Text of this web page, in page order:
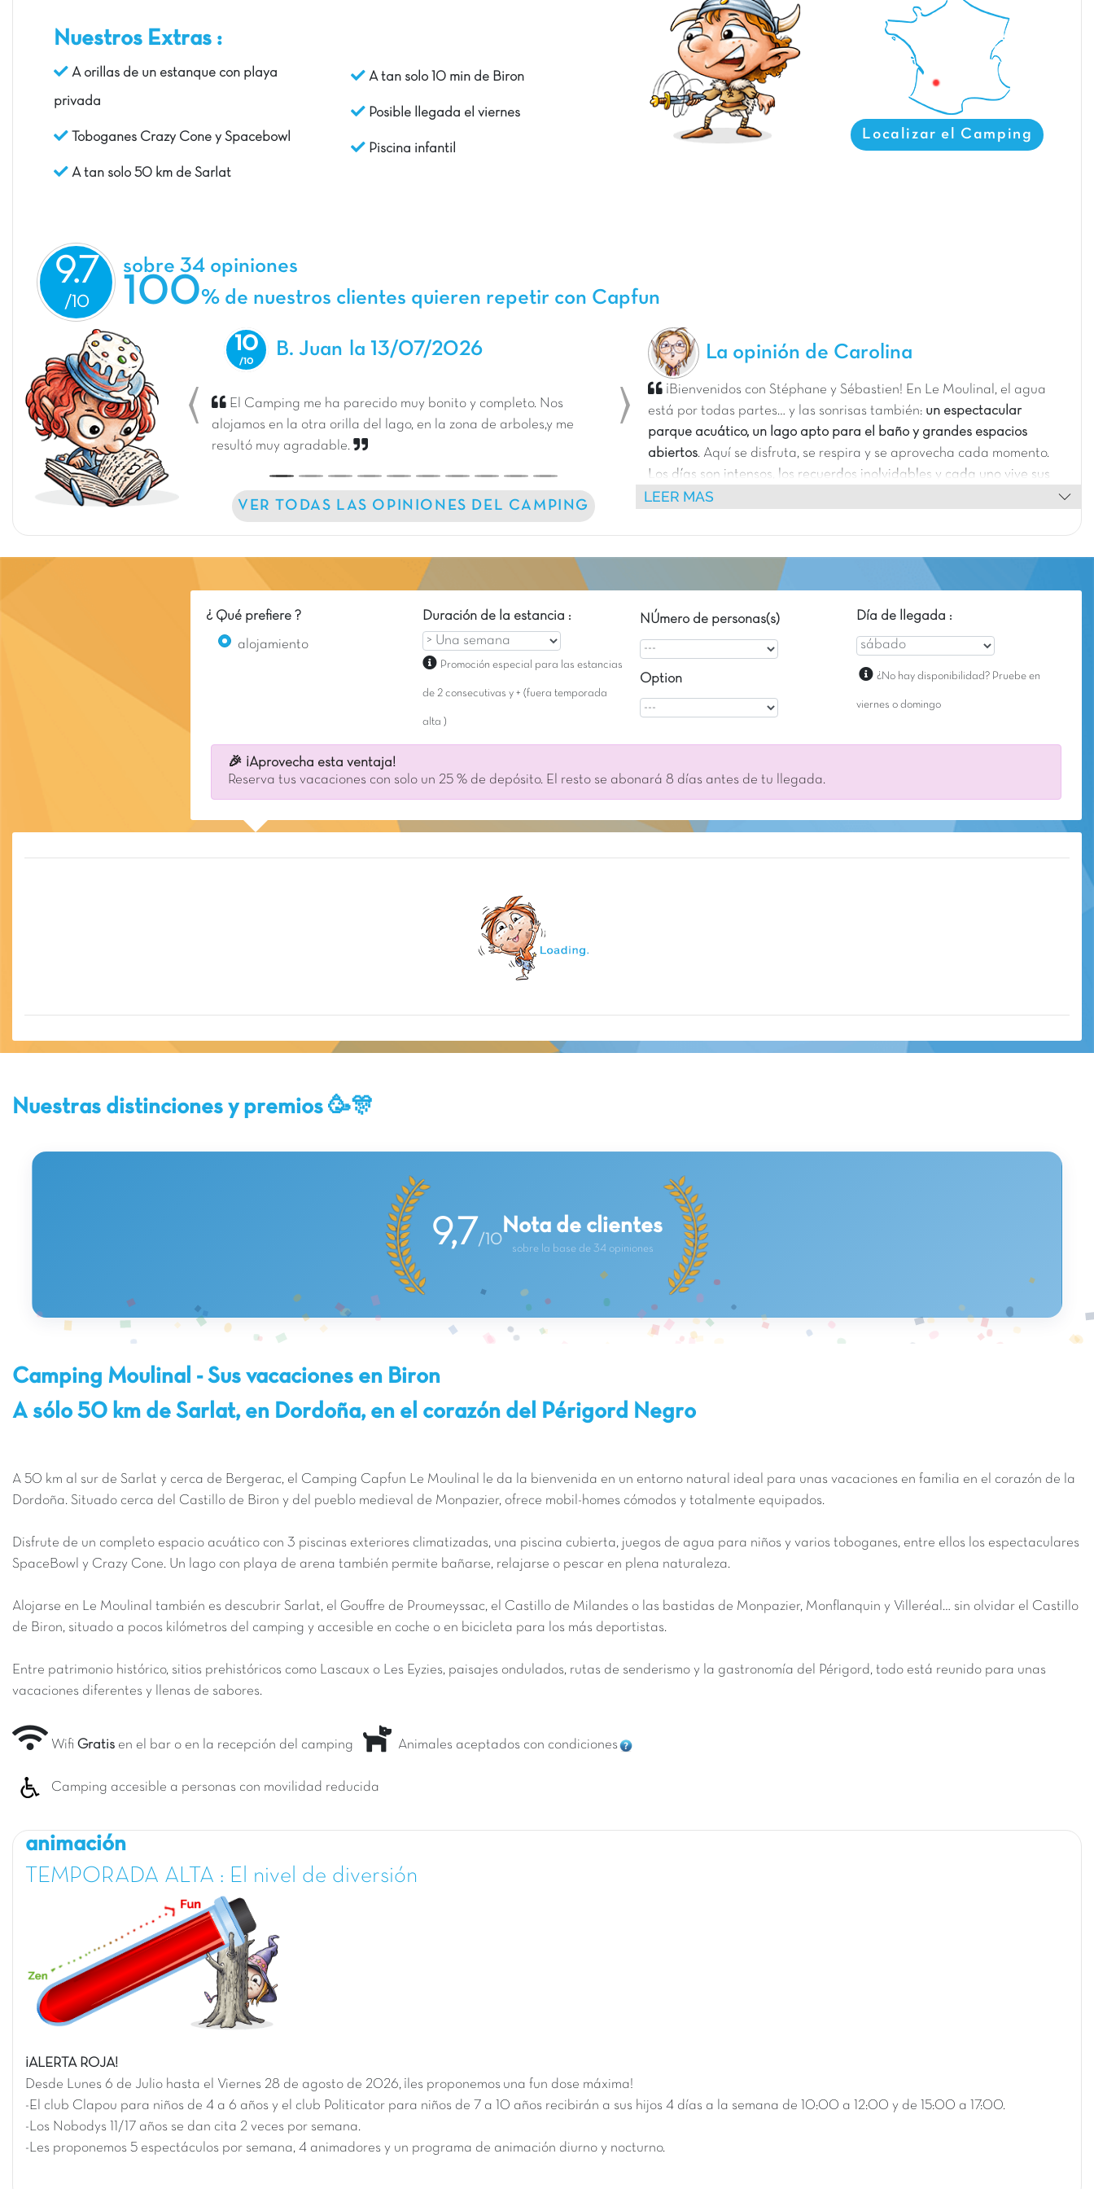
Nuestros Extras :
A orillas de un estanque con playa
privada
Toboganes Crazy Cone y Spacebowl
A tan solo 50 km de Sarlat
A tan solo 10 min de Biron
Posible llegada el viernes
Piscina infantil
Localizar el Camping
9.7 sobre 34 opiniones
100% de nuestros clientes quieren repetir con Capfun
10 B. Juan la 13/07/2026
El Camping me ha parecido muy bonito y completo. Nos
alojamos en la otra orilla del lago, en la zona de arboles,y me
resultó muy agradable.
Previous Next
VER TODAS LAS OPINIONES DEL CAMPING
La opinión de Carolina
¡Bienvenidos con Stéphane y Sébastien! En Le Moulinal, el agua
está por todas partes… y las sonrisas también: un espectacular
parque acuático, un lago apto para el baño y grandes espacios
abiertos. Aquí se disfruta, se respira y se aprovecha cada momento.
Los días son intensos, los recuerdos inolvidables y cada uno vive sus
vacaciones a su propio ritmo.
despertarse frente al agua lo cambia todo.
LEER MAS
¿ Qué prefiere ?
alojamiento
Duración de la estancia :
Promoción especial para las estancias
de 2 consecutivas y + (fuera temporada
alta )
NÚmero de personas(s)
Option
Día de llegada :
¿No hay disponibilidad? Pruebe en
viernes o domingo
🎉 ¡Aprovecha esta ventaja!
Reserva tus vacaciones con solo un 25 % de depósito. El resto se abonará 8 días antes de tu llegada.
Nuestras distinciones y premios 🥳🎊
9,7/10
Nota de clientes
sobre la base de 34 opiniones
Camping Moulinal - Sus vacaciones en Biron
A sólo 50 km de Sarlat, en Dordoña, en el corazón del Périgord Negro
A 50 km al sur de Sarlat y cerca de Bergerac, el Camping Capfun Le Moulinal le da la bienvenida en un entorno natural ideal para unas vacaciones en familia en el corazón de la
Dordoña. Situado cerca del Castillo de Biron y del pueblo medieval de Monpazier, ofrece mobil-homes cómodos y totalmente equipados.
Disfrute de un completo espacio acuático con 3 piscinas exteriores climatizadas, una piscina cubierta, juegos de agua para niños y varios toboganes, entre ellos los espectaculares
SpaceBowl y Crazy Cone. Un lago con playa de arena también permite bañarse, relajarse o pescar en plena naturaleza.
Alojarse en Le Moulinal también es descubrir Sarlat, el Gouffre de Proumeyssac, el Castillo de Milandes o las bastidas de Monpazier, Monflanquin y Villeréal… sin olvidar el Castillo
de Biron, situado a pocos kilómetros del camping y accesible en coche o en bicicleta para los más deportistas.
Entre patrimonio histórico, sitios prehistóricos como Lascaux o Les Eyzies, paisajes ondulados, rutas de senderismo y la gastronomía del Périgord, todo está reunido para unas
vacaciones diferentes y llenas de sabores.
Wifi Gratis en el bar o en la recepción del camping Animales aceptados con condiciones
Camping accesible a personas con movilidad reducida
animación
TEMPORADA ALTA : El nivel de diversión
¡ALERTA ROJA!
Desde Lunes 6 de Julio hasta el Viernes 28 de agosto de 2026, ¡les proponemos una fun dose máxima!
-El club Clapou para niños de 4 a 6 años y el club Politicator para niños de 7 a 10 años recibirán a sus hijos 4 días a la semana de 10:00 a 12:00 y de 15:00 a 17:00.
-Los Nobodys 11/17 años se dan cita 2 veces por semana.
-Les proponemos 5 espectáculos por semana, 4 animadores y un programa de animación diurno y nocturno.